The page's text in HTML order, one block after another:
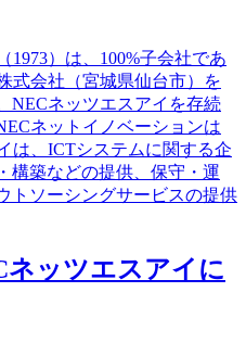
1973）は、100%子会社であ
式会社（宮城県仙台市）を
NECネッツエスアイを存続
ネットイノベーションは
は、ICTシステムに関する企
構築などの提供、保守・運
トソーシングサービスの提供
ネッツエスアイに